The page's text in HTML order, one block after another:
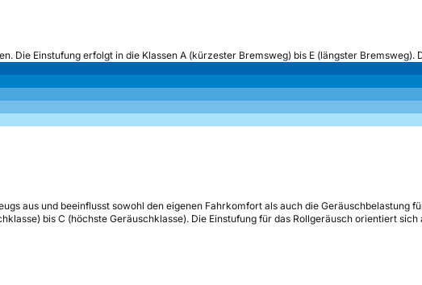
Die Einstufung erfolgt in die Klassen A (kürzester Bremsweg) bis E (längster
aus und beeinflusst sowohl den eigenen Fahrkomfort als auch die Geräuschbelastung
bis C (höchste Geräuschklasse). Die Einstufung für das Rollgeräusch orientiert sich